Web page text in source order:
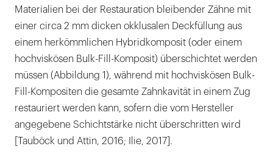
Materialien bei der Restauration bleibender Zähne mit
einer circa 2 mm dicken okklusalen Deckfüllung aus
einem herkömmlichen Hybridkomposit (oder einem
hochviskösen Bulk-Fill-Komposit) überschichtet werden
müssen (Abbildung 1), während mit hochviskösen Bulk-
Fill-Kompositen die gesamte Zahnkavität in einem Zug
restauriert werden kann, sofern die vom Hersteller
angegebene Schichtstärke nicht überschritten wird
[Tauböck und Attin, 2016; Ilie, 2017].